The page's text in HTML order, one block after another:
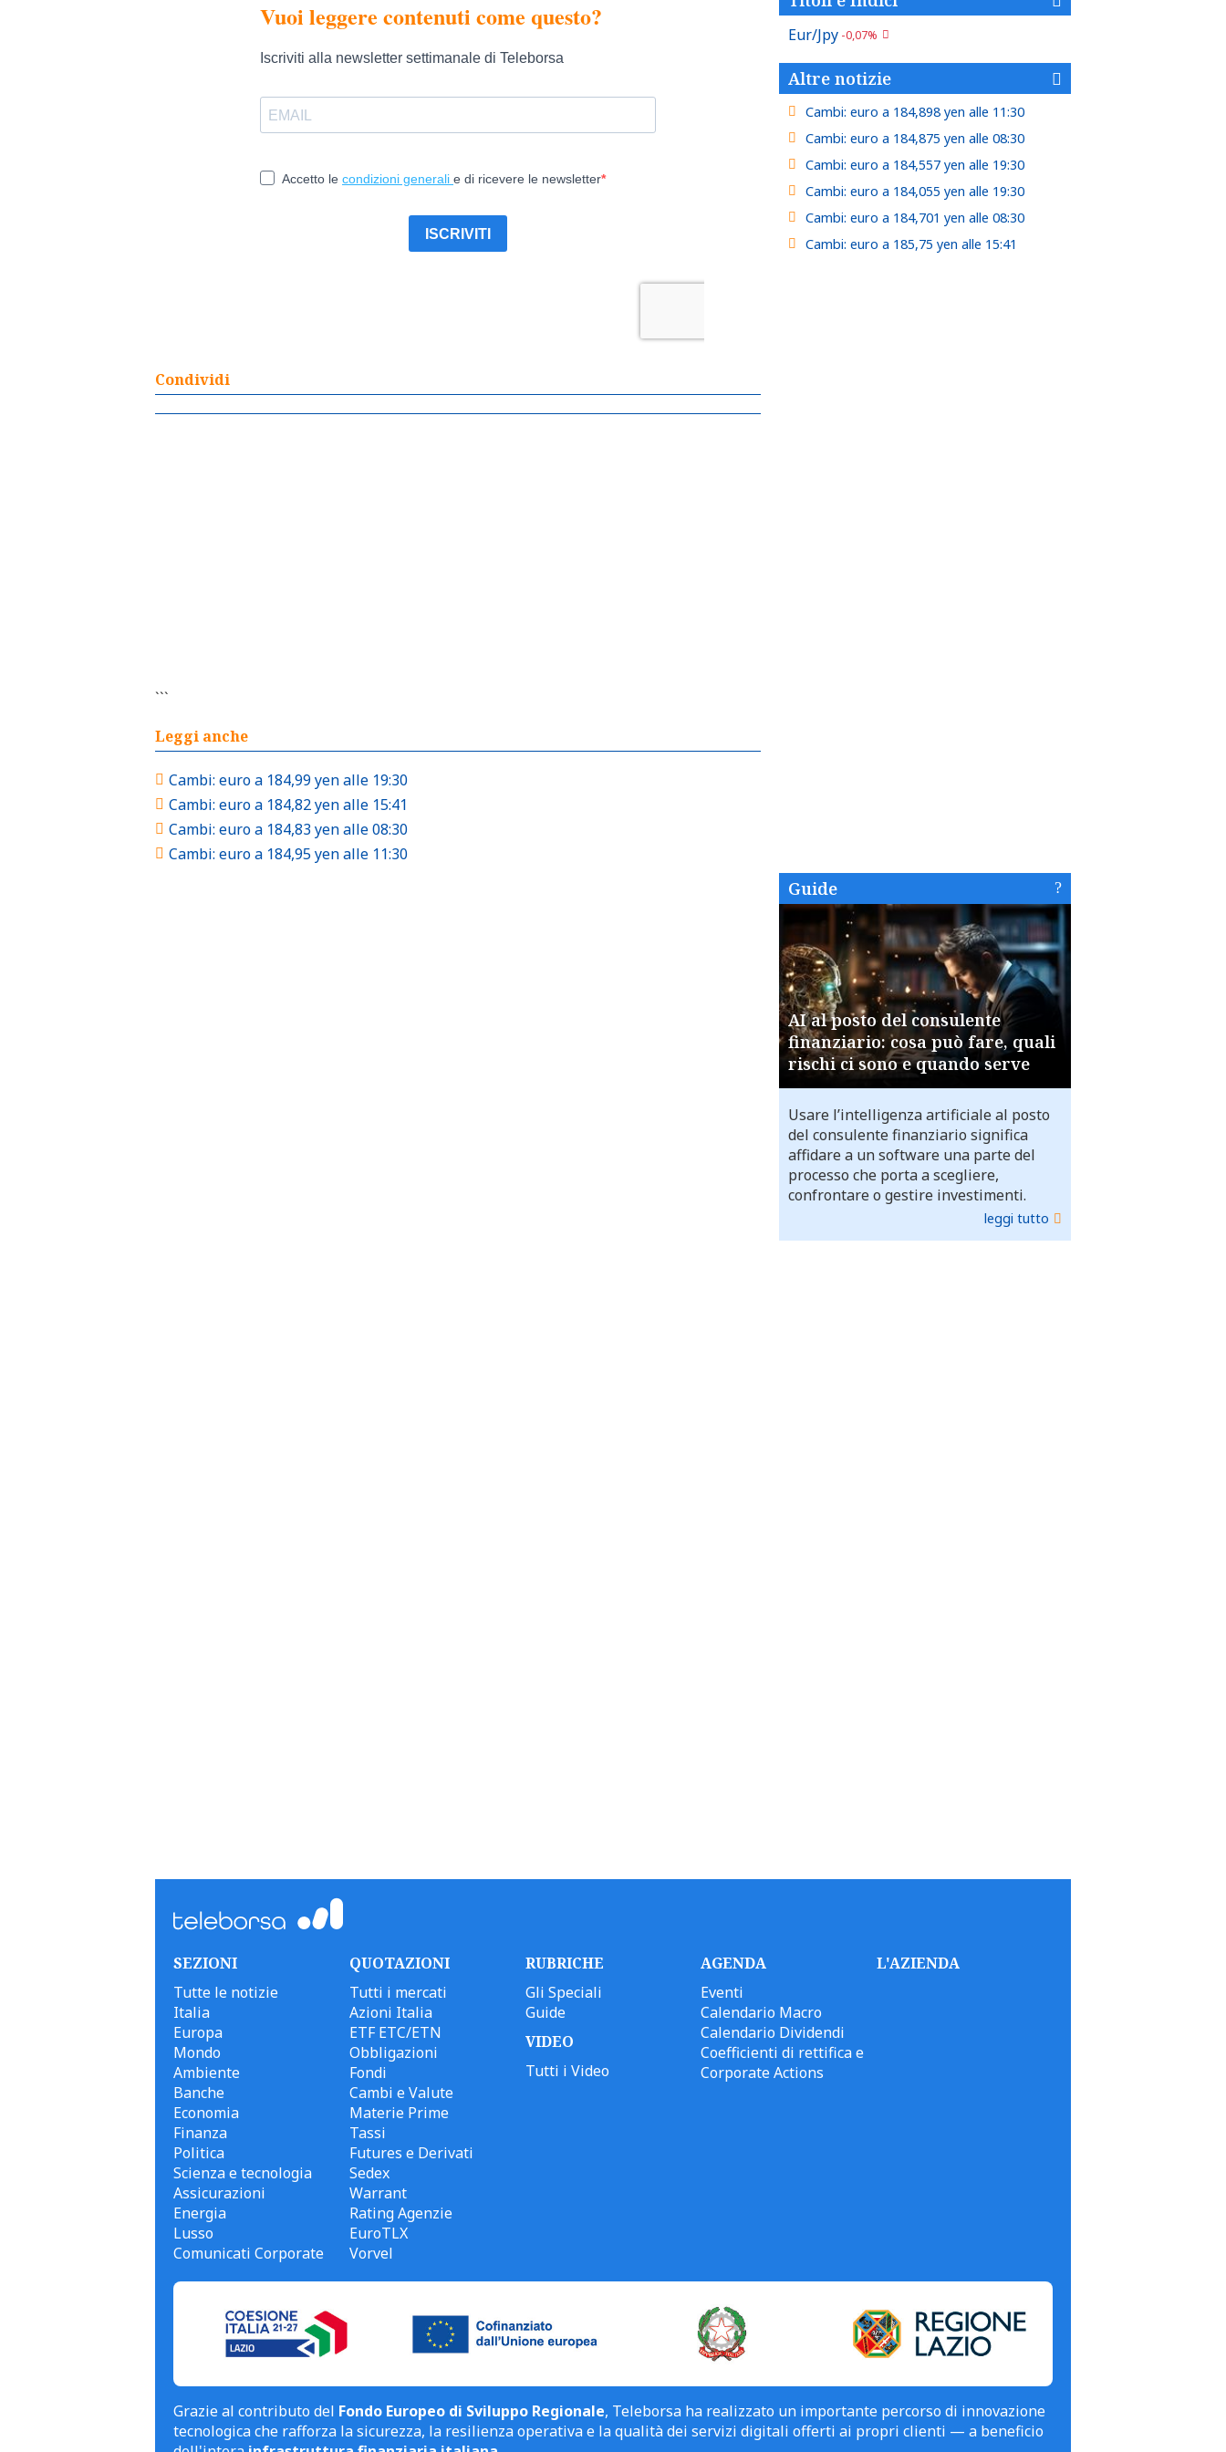
Condividi
```
Leggi anche
Cambi: euro a 184,99 yen alle 19:30
Cambi: euro a 184,82 yen alle 15:41
Cambi: euro a 184,83 yen alle 08:30
Cambi: euro a 184,95 yen alle 11:30
Eur/Jpy -0,07%
Altre notizie
Cambi: euro a 184,898 yen alle 11:30
Cambi: euro a 184,875 yen alle 08:30
Cambi: euro a 184,557 yen alle 19:30
Cambi: euro a 184,055 yen alle 19:30
Cambi: euro a 184,701 yen alle 08:30
Cambi: euro a 185,75 yen alle 15:41
Guide
AI al posto del consulente
finanziario: cosa può fare, quali
rischi ci sono e quando serve
Usare l’intelligenza artificiale al posto
del consulente finanziario significa
affidare a un software una parte del
processo che porta a scegliere,
confrontare o gestire investimenti.
leggi tutto
SEZIONI
Tutte le notizie
Italia
Europa
Mondo
Ambiente
Banche
Economia
Finanza
Politica
Scienza e tecnologia
Assicurazioni
Energia
Lusso
Comunicati Corporate
QUOTAZIONI
Tutti i mercati
Azioni Italia
ETF ETC/ETN
Obbligazioni
Fondi
Cambi e Valute
Materie Prime
Tassi
Futures e Derivati
Sedex
Warrant
Rating Agenzie
EuroTLX
Vorvel
RUBRICHE
Gli Speciali
Guide
VIDEO
Tutti i Video
AGENDA
Eventi
Calendario Macro
Calendario Dividendi
Coefficienti di rettifica e
Corporate Actions
L'AZIENDA
Grazie al contributo del Fondo Europeo di Sviluppo Regionale, Teleborsa ha realizzato un importante percorso di innovazione
tecnologica che rafforza la sicurezza, la resilienza operativa e la qualità dei servizi digitali offerti ai propri clienti — a beneficio